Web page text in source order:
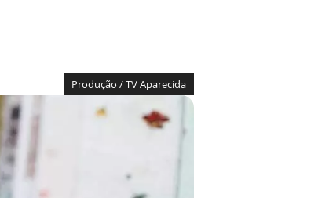
Produção / TV Aparecida